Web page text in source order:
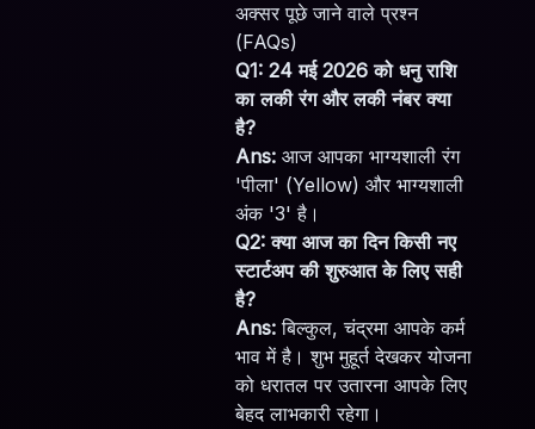
अक्सर पूछे जाने वाले प्रश्न
(FAQs)
Q1: 24 मई 2026 को धनु राशि
का लकी रंग और लकी नंबर क्या
है?
Ans: आज आपका भाग्यशाली रंग
'पीला' (Yellow) और भाग्यशाली
अंक '3' है।
Q2: क्या आज का दिन किसी नए
स्टार्टअप की शुरुआत के लिए सही
है?
Ans: बिल्कुल, चंद्रमा आपके कर्म
भाव में है। शुभ मुहूर्त देखकर योजना
को धरातल पर उतारना आपके लिए
बेहद लाभकारी रहेगा।